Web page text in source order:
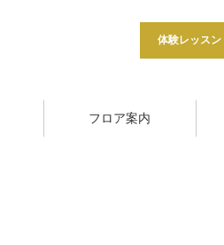
体験レッスン
フロア案内